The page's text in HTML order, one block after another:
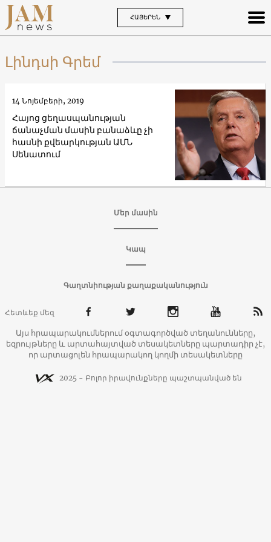
ՀԱՅԵՐԵՆ
Լինդսի Գրեմ
Հայոց ցեղասպանության
ճանաչման մասին բանաձևը չի
հասնի քվեարկության ԱՄՆ
Սենատում
14 Նոյեմբերի, 2019
Մեր մասին
Կապ
Գաղտնիության քաղաքականություն
Հետևեք մեզ
Այս հրապարակումներում օգտագործված տեղանունները,
եզրույթները և արտահայտված տեսակետները պարտադիր չէ,
որ արտացոլեն հրապարակող կողմի տեսակետները
2025 - Բոլոր իրավունքները պաշտպանված են